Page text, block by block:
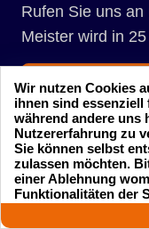
Rufen Sie uns
Meister wird in
Rufen Sie
24 Stunden am Tag
Wir nutzen Cookies
ihnen sind essenziell
während andere uns
Nutzererfahrung zu
Sie können selbst
zulassen möchten.
einer Ablehnung
Funktionalitäten der